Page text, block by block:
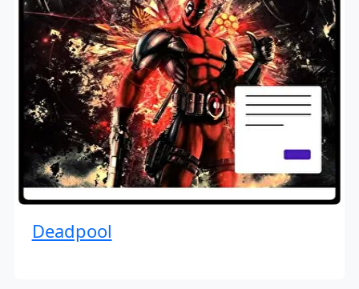
Deadpool